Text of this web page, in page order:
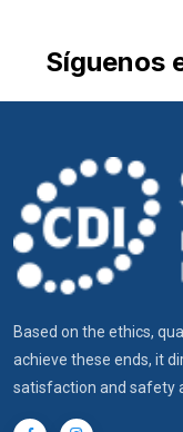
Síguenos
Based on the ethics,
achieve these ends, it
satisfaction and safety